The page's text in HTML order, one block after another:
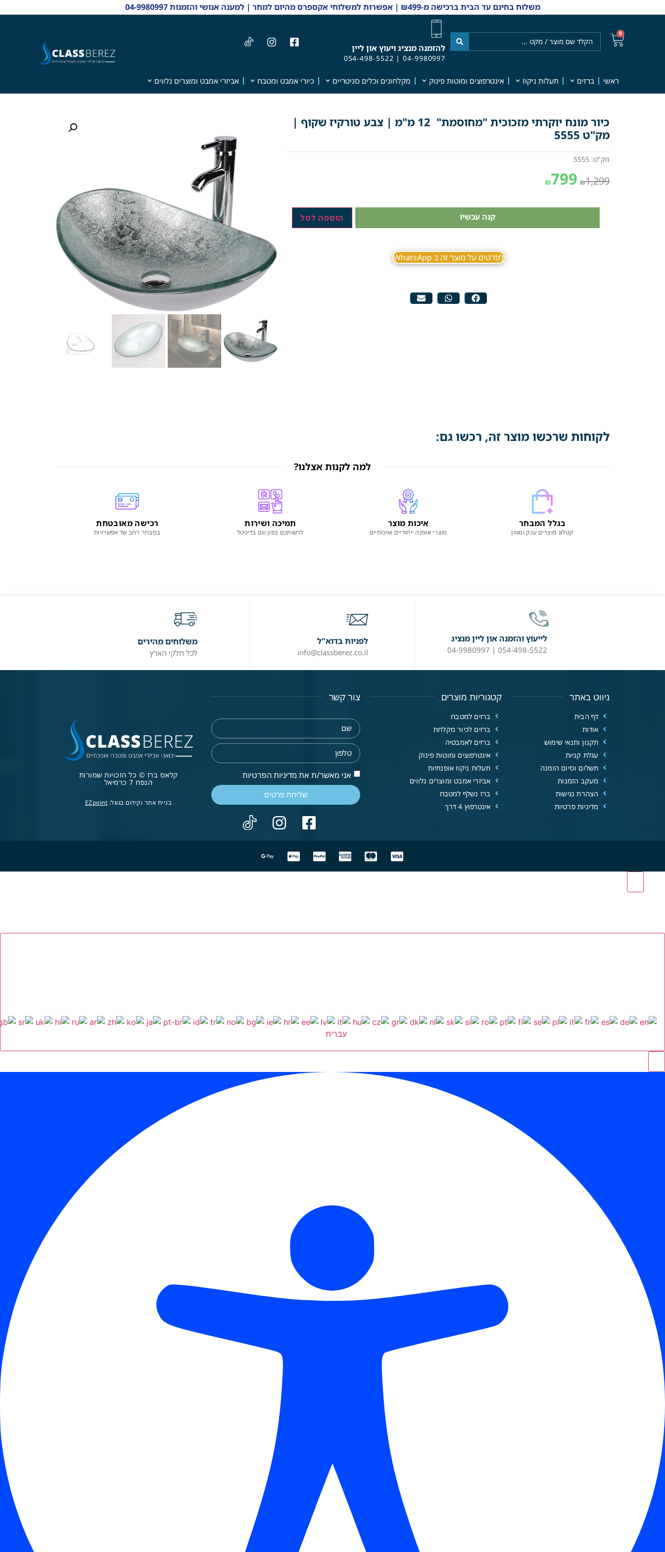
משלוח בחינם עד הבית ברכישה מ-₪499 | אפשרות למשלוחי אקספרס מהיום למחר | למענה אנושי והזמנות 04-9980997
0
להזמנה מנציג ויעוץ און ליין
04-9980997
|
054-498-5522
ראשי ברזים תעלות ניקוז אינטרפוצים ומוטות פינוק מקלחונים וכלים סניטריים כיורי אמבט ומטבח אביזרי אמבט ומוצרים נלווים
כיור מונח יוקרתי מזכוכית "מחוסמת" 12 מ"מ | צבע טורקיז שקוף |
מק"ט 5555
מק"ט: 5555
₪1,299
₪799
קנה עכשיו הוספה לסל
לפרטים על מוצר זה ב WhatsApp
לקוחות שרכשו מוצר זה, רכשו גם:
למה לקנות אצלנו?
בגלל המבחר
קטלוג מוצרים ענק ומגוון
איכות מוצר
מוצרי אופנה ייחודיים ואיכותיים
תמיכה ושירות
לרשותכם בפון וגם בדיגיטל
רכישה מאובטחת
במבחר רחב של אפשרויות
לייעוץ והזמנה און ליין מנציג
054-498-5522 | 04-9980997
לפניות בדוא"ל
info@classberez.co.il
משלוחים מהירים
לכל חלקי הארץ
ניווט באתר
דף הבית
אודות
תקנון ותנאי שימוש
עגלת קניות
תשלום וסיום הזמנה
מעקב הזמנות
הצהרת נגישות
מדיניות פרטיות
קטגוריות מוצרים
ברזים למטבח
ברזים לכיור מקלחת
ברזים לאמבטיה
אינטרפוצים ומוטות פינוק
תעלות ניקוז אופנתיות
אביזרי אמבט ומוצרים נלווים
ברז נשלף למטבח
אינטרפוץ 4 דרך
צור קשר
אני מאשר/ת את מדיניות הפרטיות
שליחת פרטים
קלאס ברז © כל הזכויות שמורות
הנפח 7 כרמיאל
בניית אתר וקידום בגוגל: EZpoint
עברית